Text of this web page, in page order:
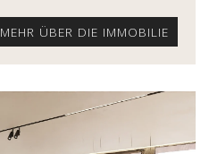
MEHR ÜBER DIE IMMOBILIE